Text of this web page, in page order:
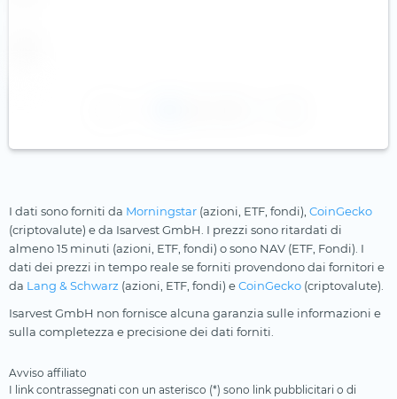
I dati sono forniti da Morningstar (azioni, ETF, fondi), CoinGecko
(criptovalute) e da Isarvest GmbH. I prezzi sono ritardati di
almeno 15 minuti (azioni, ETF, fondi) o sono NAV (ETF, Fondi). I
dati dei prezzi in tempo reale se forniti provendono dai fornitori e
da Lang & Schwarz (azioni, ETF, fondi) eCoinGecko (criptovalute).
Isarvest GmbH non fornisce alcuna garanzia sulle informazioni e
sulla completezza e precisione dei dati forniti.
Avviso affiliato
I link contrassegnati con un asterisco (*) sono link pubblicitari o di